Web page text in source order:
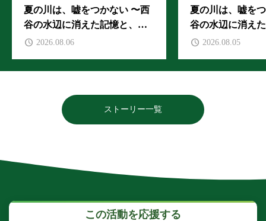
夏の川は、嘘をつかない 〜西
谷の水辺に消えた記憶と、子
どもたちの声〜 #22-4
2026.08.06
夏の川は、嘘を
谷の水辺に消え
どもたちの声〜
2026.08.05
ストーリー一覧
この活動を応援する